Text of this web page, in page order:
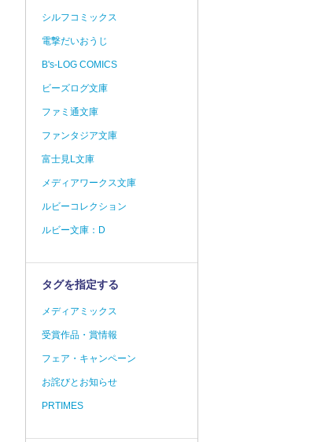
シルフコミックス
電撃だいおうじ
B's-LOG COMICS
ビーズログ文庫
ファミ通文庫
ファンタジア文庫
富士見L文庫
メディアワークス文庫
ルビーコレクション
ルビー文庫：D
タグを指定する
メディアミックス
受賞作品・賞情報
フェア・キャンペーン
お詫びとお知らせ
PRTIMES